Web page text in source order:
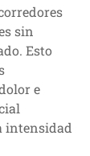
sin
Esto
e
intensidad